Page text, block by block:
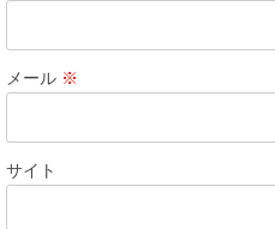
メール ※
サイト